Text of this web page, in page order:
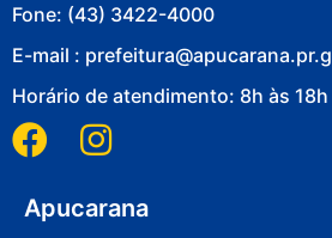
Fone: (43) 3422-4000
E-mail :
Horário de atendimento: 8h às 18h
Apucarana